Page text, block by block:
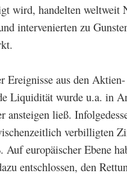
wird, handelten weltweit
intervenierten zu
Ereignisse aus den
Liquidität wurde u.a. in
ansteigen ließ.
verbilligten
europäischer Ebene
entschlossen, den